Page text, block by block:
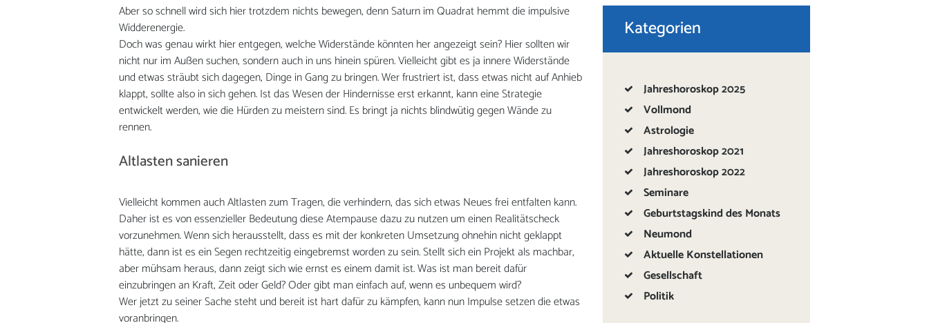
Aber so schnell wird sich hier trotzdem nichts bewegen, denn Saturn im Quadrat hemmt die impulsive
Widderenergie.
Doch was genau wirkt hier entgegen, welche Widerstände könnten her angezeigt sein? Hier sollten wir
nicht nur im Außen suchen, sondern auch in uns hinein spüren. Vielleicht gibt es ja innere Widerstände
und etwas sträubt sich dagegen, Dinge in Gang zu bringen. Wer frustriert ist, dass etwas nicht auf Anhieb
klappt, sollte also in sich gehen. Ist das Wesen der Hindernisse erst erkannt, kann eine Strategie
entwickelt werden, wie die Hürden zu meistern sind. Es bringt ja nichts blindwütig gegen Wände zu
rennen.
Altlasten sanieren
Vielleicht kommen auch Altlasten zum Tragen, die verhindern, das sich etwas Neues frei entfalten kann.
Daher ist es von essenzieller Bedeutung diese Atempause dazu zu nutzen um einen Realitätscheck
vorzunehmen. Wenn sich herausstellt, dass es mit der konkreten Umsetzung ohnehin nicht geklappt
hätte, dann ist es ein Segen rechtzeitig eingebremst worden zu sein. Stellt sich ein Projekt als machbar,
aber mühsam heraus, dann zeigt sich wie ernst es einem damit ist. Was ist man bereit dafür
einzubringen an Kraft, Zeit oder Geld? Oder gibt man einfach auf, wenn es unbequem wird?
Wer jetzt zu seiner Sache steht und bereit ist hart dafür zu kämpfen, kann nun Impulse setzen die etwas
voranbringen.
Kategorien
Jahreshoroskop 2025
Vollmond
Astrologie
Jahreshoroskop 2021
Jahreshoroskop 2022
Seminare
Geburtstagskind des Monats
Neumond
Aktuelle Konstellationen
Gesellschaft
Politik